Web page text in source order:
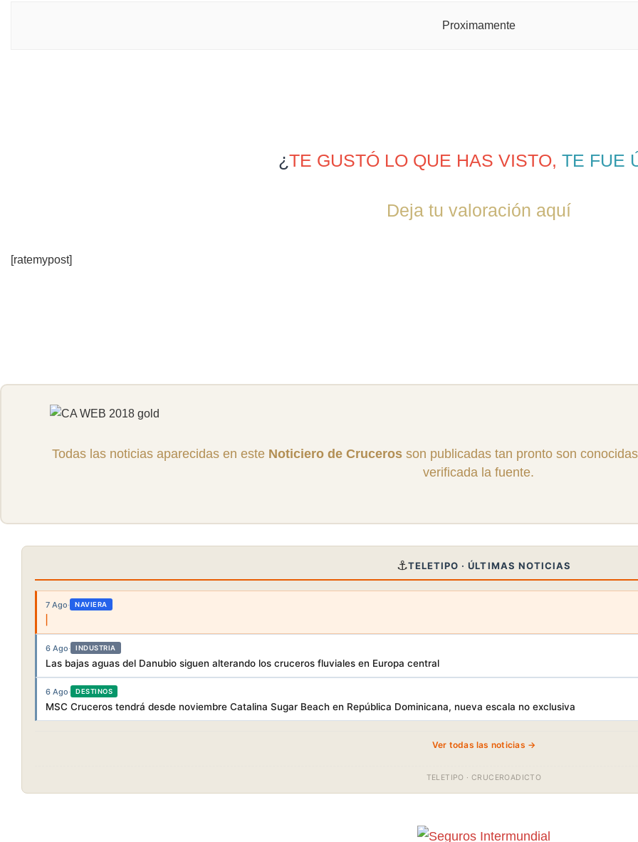
Proximamente
¿TE GUSTÓ LO QUE HAS VISTO, TE FUE
Deja tu valoración aquí
[ratemypost]
Todas las noticias aparecidas en este Noticiero de Crucerosson publicadas tan pronto son
verificada la fuente.
⚓TELETIPO · ÚLTIMAS NOTICIAS
7 Ago· NAVIERA
6 Ago· INDUSTRIA
Las bajas aguas del Danubio siguen alterando los cruceros fluviales en Europa central
6 Ago· DESTINOS
MSC Cruceros tendrá desde noviembre Catalina Sugar Beach en República Dominicana, nueva escala no exclusiva
Ver todas las noticias →
TELETIPO · CRUCEROADICTO